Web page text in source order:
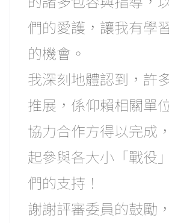
們的愛護，讓我有學
的機會。
我深刻地體認到，許
推展，係仰賴相關單
協力合作方得以完成
起參與各大小「戰役
們的支持！
謝謝評審委員的鼓勵